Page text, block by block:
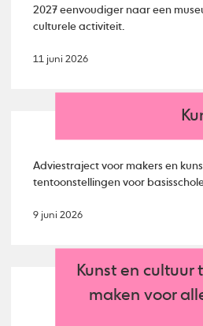
2027 eenvoudiger naar een
culturele activiteit.
11 juni 2026
Adviestraject voor makers en
tentoonstellingen voor
9 juni 2026
Kunst en cultuur
maken voor